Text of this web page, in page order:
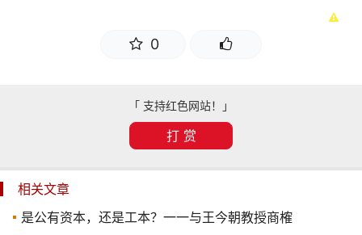
0
「 支持红色网站！」
打 赏
相关文章
是公有资本，还是工本？一一与王今朝教授商榷